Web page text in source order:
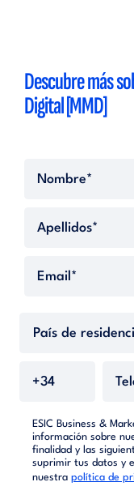
Descubre más
Digital [MMD]
ESIC Business &
información sobre
finalidad y las
suprimir tus datos y
nuestra política de